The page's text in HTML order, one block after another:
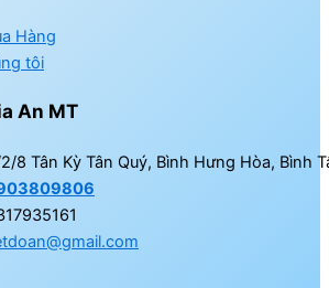
Hàng
tôi
An MT
8 Tân Kỳ Tân Quý, Bình Hưng Hòa, Bình